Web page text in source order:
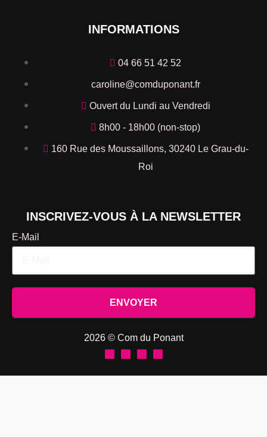
INFORMATIONS
04 66 51 42 52
caroline@comduponant.fr
Ouvert du Lundi au Vendredi
8h00 - 18h00 (non-stop)
160 Rue des Moussaillons, 30240 Le Grau-du-
Roi
INSCRIVEZ-VOUS À LA NEWSLETTER
E-Mail
ENVOYER
2026 © Com du Ponant